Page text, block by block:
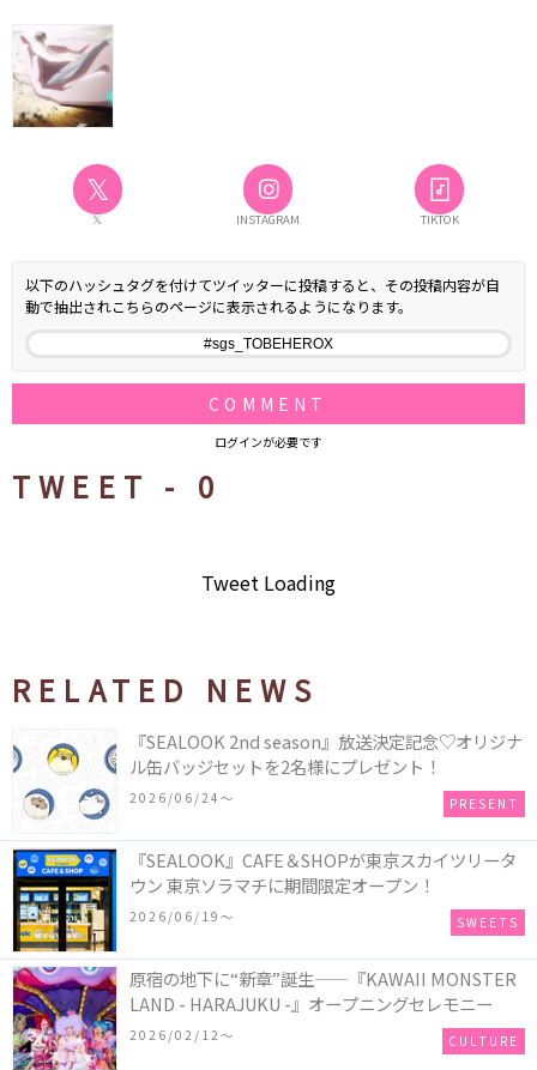
𝕏
𝕏 INSTAGRAM TIKTOK
以下のハッシュタグを付けてツイッターに投稿すると、その投稿内容が自
動で抽出されこちらのページに表示されるようになります。
COMMENT
ログインが必要です
TWEET - 0
Tweet Loading
RELATED NEWS
『SEALOOK 2nd season』放送決定記念♡オリジナ
ル缶バッジセットを2名様にプレゼント！
2026/06/24〜 PRESENT
『SEALOOK』CAFE＆SHOPが東京スカイツリータ
ウン 東京ソラマチに期間限定オープン！
2026/06/19〜 SWEETS
原宿の地下に“新章”誕生――『KAWAII MONSTER
LAND - HARAJUKU -』オープニングセレモニー
2026/02/12〜 CULTURE